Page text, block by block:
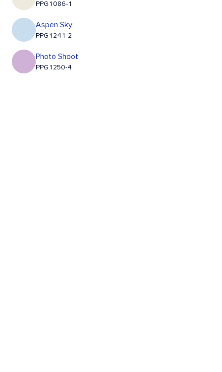
PPG1086-1
Aspen Sky
PPG1241-2
Photo Shoot
PPG1250-4